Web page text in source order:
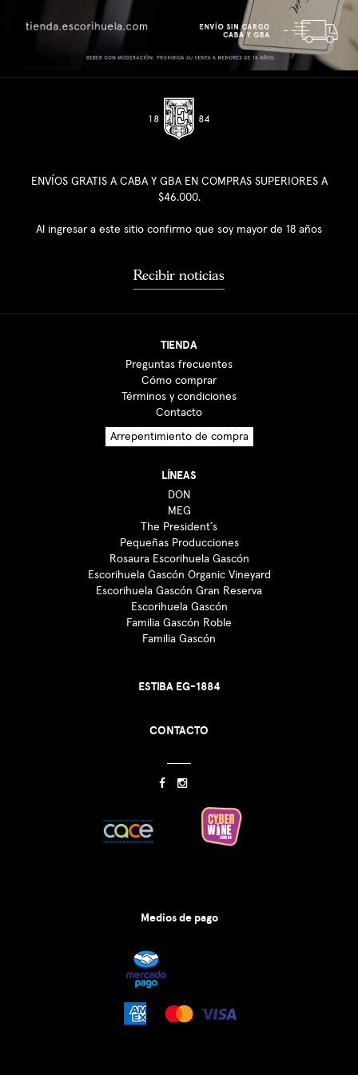
ENVÍOS GRATIS A CABA Y GBA EN COMPRAS SUPERIORES A
$46.000.
Al ingresar a este sitio confirmo que soy mayor de 18 años
Recibir noticias
TIENDA
Preguntas frecuentes
Cómo comprar
Términos y condiciones
Contacto
Arrepentimiento de compra
LÍNEAS
DON
MEG
The President´s
Pequeñas Producciones
Rosaura Escorihuela Gascón
Escorihuela Gascón Organic Vineyard
Escorihuela Gascón Gran Reserva
Escorihuela Gascón
Familia Gascón Roble
Familia Gascón
ESTIBA EG-1884
CONTACTO
Medios de pago